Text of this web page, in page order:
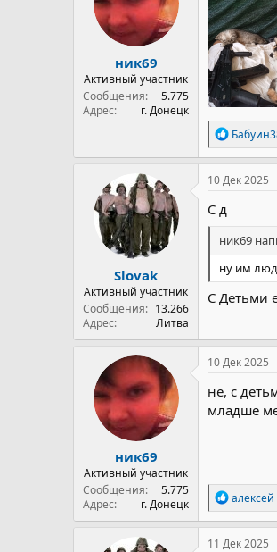
и
:
ник69
Активный участник
Сообщения
5.775
Адрес
г. Донецк
Р
е
а
к
Slovak
Активный участник
Сообщения
13.266
Адрес
Литва
10 Дек 2025
С д
ник69
ну им
С Детьми
ник69
Активный участник
Сообщения
5.775
Адрес
г. Донецк
10 Дек 2025
не, с
младше
Р
е
а
к
алексей
11 Дек 2025